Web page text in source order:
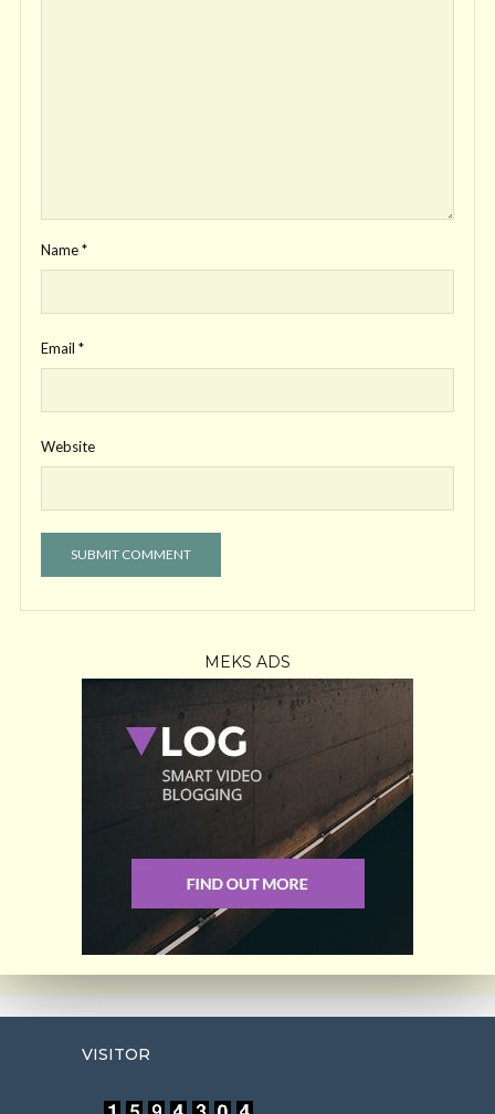
Name*
Email *
Website
MEKS ADS
VISITOR